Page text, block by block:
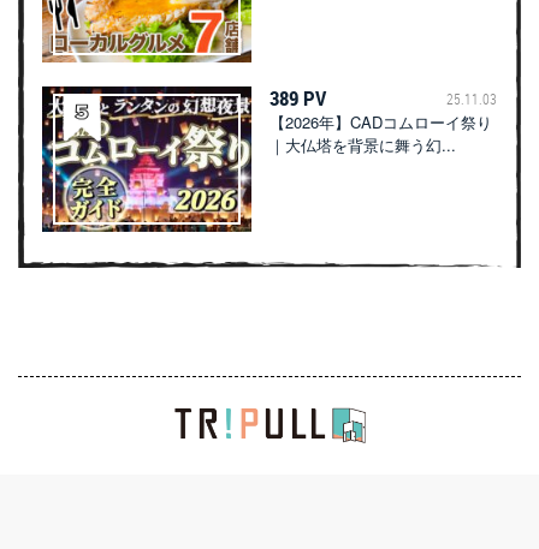
389 PV 25.11.03
【2026年】CADコムローイ祭り
｜大仏塔を背景に舞う幻...